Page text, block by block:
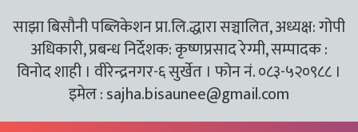
साझा बिसौनी पब्लिकेशन प्रा.लि.द्धारा सञ्चालित, अध्यक्ष: गोपी
अधिकारी, प्रबन्ध निर्देशक: कृष्णप्रसाद रेग्मी, सम्पादक :
विनोद शाही । वीरेन्द्रनगर-६ सुर्खेत । फोन नं. ०८३-५२०९८८ ।
इमेल :sajha.bisaunee@gmail.com